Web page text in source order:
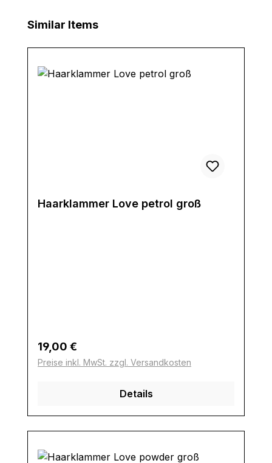
Produktgalerie überspringen
Similar Items
Haarklammer Love petrol groß
Regulärer Preis:
19,00 €
Preise inkl. MwSt. zzgl. Versandkosten
Details